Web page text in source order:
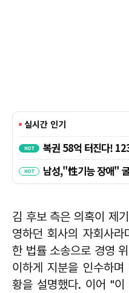
김 후보 측은 의혹이 제
영하던 회사의 자회사
한 법률 소송으로 경영
이하게 지분을 인수하
황을 설명했다. 이어 "